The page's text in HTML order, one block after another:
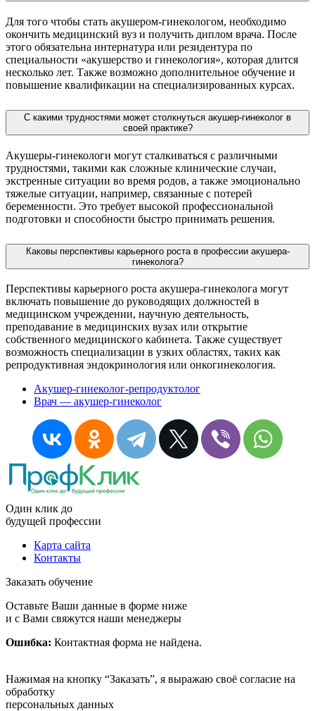
Для того чтобы стать акушером-гинекологом, необходимо
окончить медицинский вуз и получить диплом врача. После
этого обязательна интернатура или резидентура по
специальности «акушерство и гинекология», которая длится
несколько лет. Также возможно дополнительное обучение и
повышение квалификации на специализированных курсах.
С какими трудностями может столкнуться акушер-гинеколог в
своей практике?
Акушеры-гинекологи могут сталкиваться с различными
трудностями, такими как сложные клинические случаи,
экстренные ситуации во время родов, а также эмоционально
тяжелые ситуации, например, связанные с потерей
беременности. Это требует высокой профессиональной
подготовки и способности быстро принимать решения.
Каковы перспективы карьерного роста в профессии акушера-
гинеколога?
Перспективы карьерного роста акушера-гинеколога могут
включать повышение до руководящих должностей в
медицинском учреждении, научную деятельность,
преподавание в медицинских вузах или открытие
собственного медицинского кабинета. Также существует
возможность специализации в узких областях, таких как
репродуктивная эндокринология или онкогинекология.
Акушер-гинеколог-репродуктолог
Врач — акушер-гинеколог
Один клик до
будущей профессии
Карта сайта
Контакты
Заказать обучение
Оставьте Ваши данные в форме ниже
и с Вами свяжутся наши менеджеры
Ошибка: Контактная форма не найдена.
Нажимая на кнопку “Заказать”, я выражаю своё согласие на
обработку
персональных данных